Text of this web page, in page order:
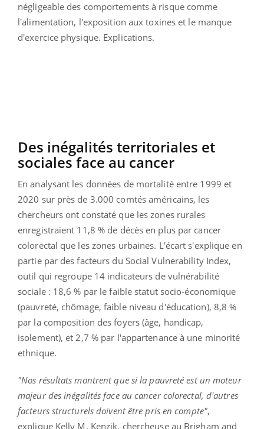
négligeable des comportements à risque comme
l'alimentation, l'exposition aux toxines et le manque
d'exercice physique. Explications.
Des inégalités territoriales et
sociales face au cancer
En analysant les données de mortalité entre 1999 et
2020 sur près de 3.000 comtés américains, les
chercheurs ont constaté que les zones rurales
enregistraient 11,8 % de décès en plus par cancer
colorectal que les zones urbaines. L'écart s'explique en
partie par des facteurs du Social Vulnerability Index,
outil qui regroupe 14 indicateurs de vulnérabilité
sociale : 18,6 % par le faible statut socio-économique
(pauvreté, chômage, faible niveau d'éducation), 8,8 %
par la composition des foyers (âge, handicap,
isolement), et 2,7 % par l'appartenance à une minorité
ethnique.
"Nos résultats montrent que si la pauvreté est un moteur
majeur des inégalités face au cancer colorectal, d'autres
facteurs structurels doivent être pris en compte",
explique Kelly M. Kenzik, chercheuse au Brigham and